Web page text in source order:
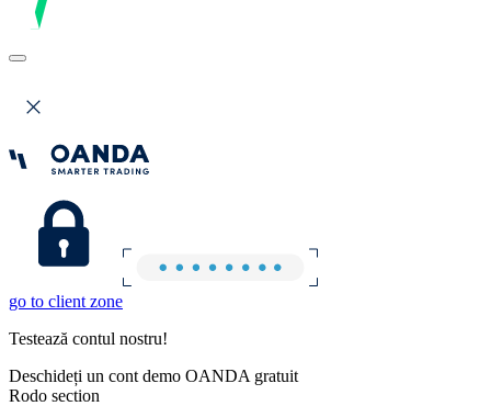
go to client zone
Testează contul nostru!
Deschideți un cont demo OANDA gratuit
Rodo section